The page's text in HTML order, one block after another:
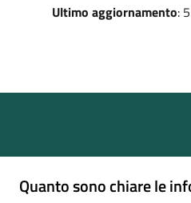
Ultimo aggiornamento:
Quanto sono chiare le